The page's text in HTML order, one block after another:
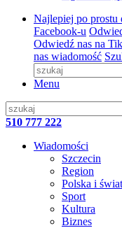
Najlepiej po prostu
Facebook-u
Odwiedź nas na
nas wiadomość
Menu
510 777 222
Wiadomości
Szczecin
Region
Polska i świat
Sport
Kultura
Biznes